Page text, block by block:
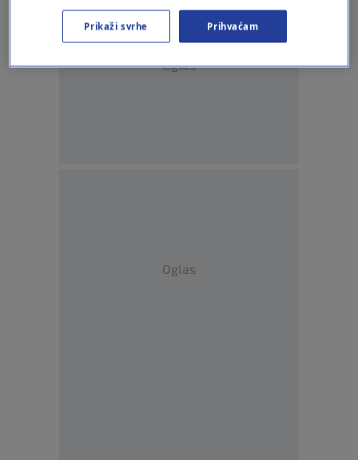
Oglas
Oglas
Prikaži svrhe Prihvaćam